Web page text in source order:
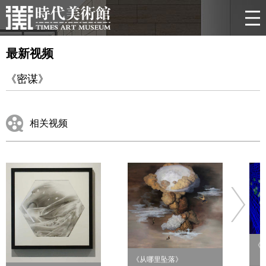
最新视频
《密谋》
相关视频
《从哪里坠落》
《